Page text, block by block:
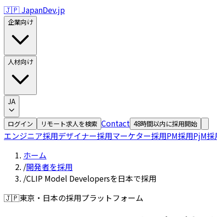
🇯🇵 JapanDev.jp
企業向け
人材向け
JA
ログイン リモート求人を検索 Contact 48時間以内に採用開始
エンジニア採用デザイナー採用マーケター採用PM採用PjM採
ホーム
/開発者を採用
/CLIP Model Developersを日本で採用
🇯🇵東京・日本の採用プラットフォーム